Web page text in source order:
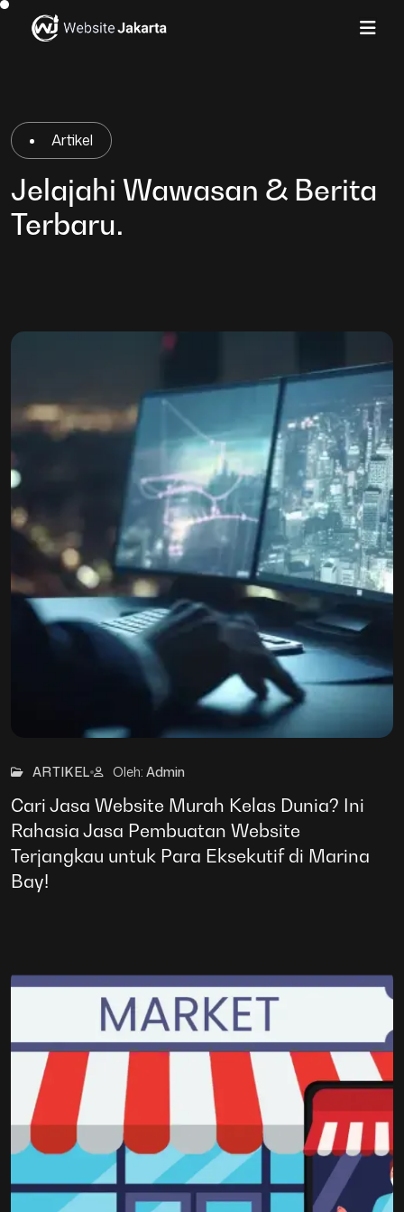
Artikel
Jelajahi Wawasan & Berita
Terbaru.
ARTIKEL Oleh: Admin
Cari Jasa Website Murah Kelas Dunia? Ini
Rahasia Jasa Pembuatan Website
Terjangkau untuk Para Eksekutif di Marina
Bay!